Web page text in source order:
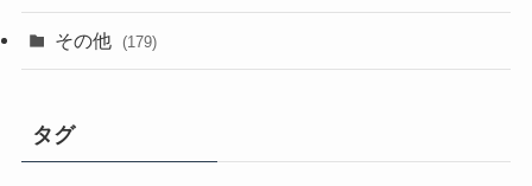
その他 (179)
タグ